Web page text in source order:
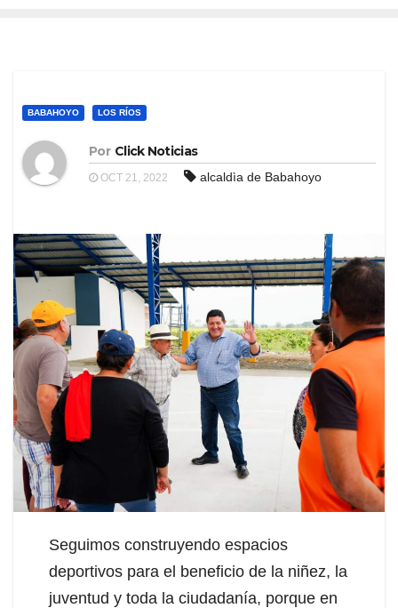
BABAHOYO LOS RÍOS
Por Click Noticias
OCT 21, 2022 alcaldìa de Babahoyo
Seguimos construyendo espacios
deportivos para el beneficio de la niñez, la
juventud y toda la ciudadanía, porque en